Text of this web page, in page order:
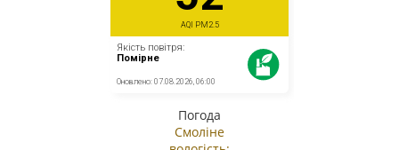
Погода
Смоліне